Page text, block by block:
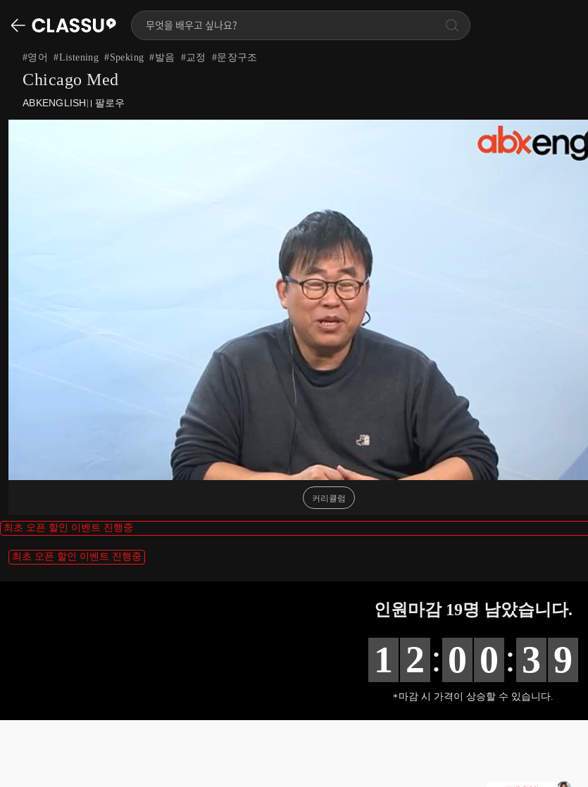
#영어 #Listening #Speking #발음 #교정 #문장구조
Chicago Med
ABKENGLISH 팔로우
커리큘럼
최초 오픈 할인 이벤트 진행중
최초 오픈 할인 이벤트 진행중
인원마감 19명 남았습니다.
1 2 : 0 0 : 3 8
마감 시 가격이 상승할 수 있습니다.